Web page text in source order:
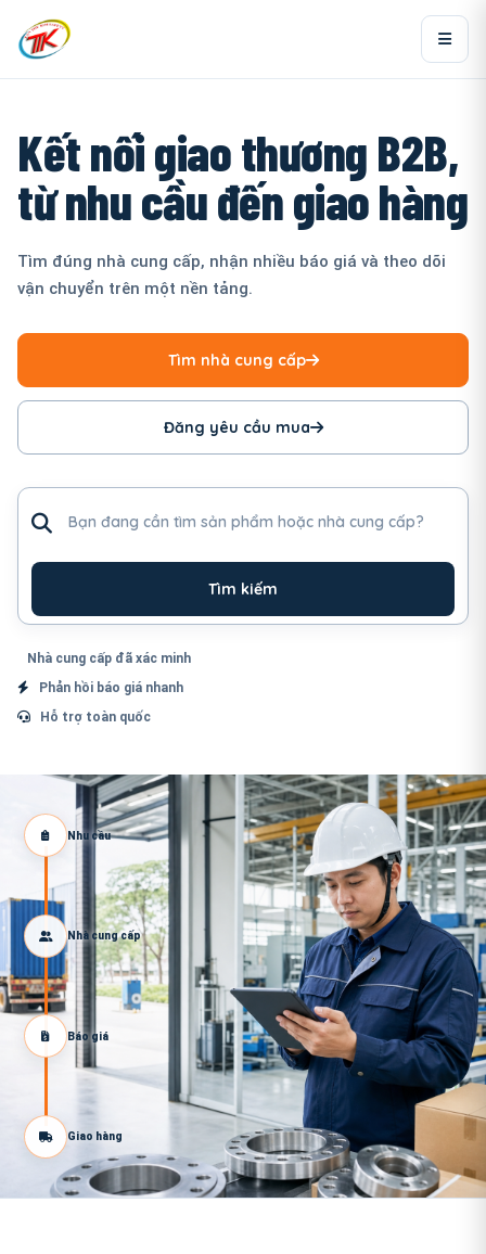
Kết nối giao thương B2B,
từ nhu cầu đến giao hàng
Tìm đúng nhà cung cấp, nhận nhiều báo giá và theo dõi
vận chuyển trên một nền tảng.
Tìm nhà cung cấp
Đăng yêu cầu mua
Tìm kiếm
Nhà cung cấp đã xác minh
Phản hồi báo giá nhanh
Hỗ trợ toàn quốc
Nhu cầu
Nhà cung cấp
Báo giá
Giao hàng